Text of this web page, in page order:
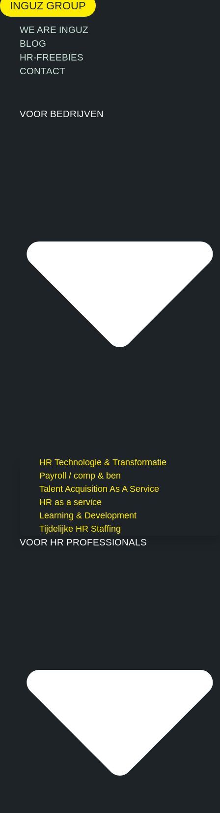
INGUZ GROUP
WE ARE INGUZ
BLOG
HR-FREEBIES
CONTACT
VOOR BEDRIJVEN
HR Technologie & Transformatie
Payroll / comp & ben
Talent Acquisition As A Service
HR as a service
Learning & Development
Tijdelijke HR Staffing
VOOR HR PROFESSIONALS